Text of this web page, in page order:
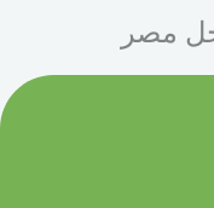
مصر